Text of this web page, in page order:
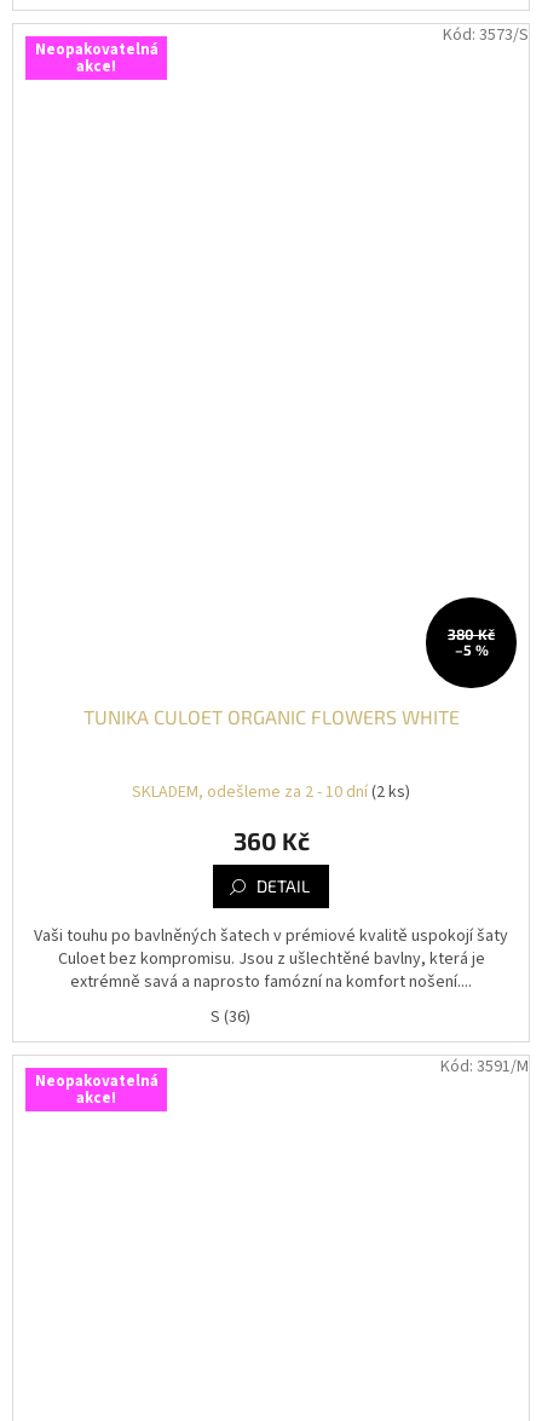
Neopakovatelná
akce!
380 Kč
–5 %
TUNIKA CULOET ORGANIC FLOWERS WHITE
SKLADEM, odešleme za 2 - 10 dní(2 ks)
360 Kč
DETAIL
Vaši touhu po bavlněných šatech v prémiové kvalitě uspokojí šaty
Culoet bez kompromisu. Jsou z ušlechtěné bavlny, která je
extrémně savá a naprosto famózní na komfort nošení....
S (36)
Kód: 3573/S
Neopakovatelná
akce!
Kód: 3591/M